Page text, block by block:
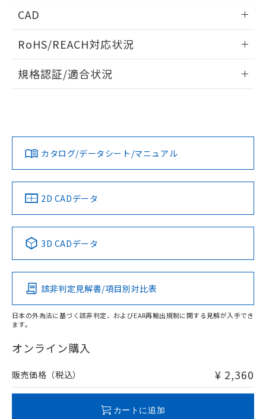
CAD
ドすることができます。
ログイン/会員登録
ダウンロードデータをご利用いただく前に、以下を必ずお読
みください。
ソフトウェアの使用条件
RoHS/REACH対応状況
EU RoHS 注意事項・凡例
対応済み
中国 RoHS 注意事項・凡例
Pb Hg Cd Cr(VI)
O
在庫等で未対応品が混在する可能性があります。
問い合わせください。
規格認証/適合状況
カタログ/データシート/マニュアル
2D CADデータ
3D CADデータ
該非判定見解書/項目別対比表
日本の外為法に基づく該非判定、およびEAR再輸出規制に関する見解が入手でき
ます。
オンライン購入
販売価格（税込） ¥ 2,360
カートに追加
欄に対応日を記載しておりました。
既に当社にて対応品への在庫切替を完了
していることから、特段のことがない限
り、2022年1月12日より割愛しておりま
す。